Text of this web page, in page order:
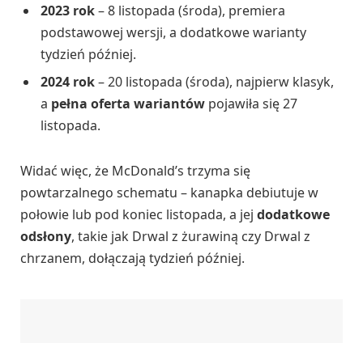
2023 rok– 8 listopada (środa), premiera
podstawowej wersji, a dodatkowe warianty
tydzień później.
2024 rok– 20 listopada (środa), najpierw klasyk,
a pełna oferta wariantów pojawiła się 27
listopada.
Widać więc, że McDonald’s trzyma się
powtarzalnego schematu – kanapka debiutuje w
połowie lub pod koniec listopada, a jej dodatkowe
odsłony, takie jak Drwal z żurawiną czy Drwal z
chrzanem, dołączają tydzień później.